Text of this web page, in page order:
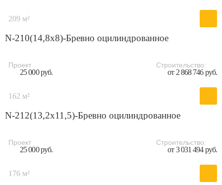
209 м²
N-210(14,8x8)-Бревно оцилиндрованное
Проект
25 000 руб.
Строительство:
от 2 868 746 руб.
162 м²
N-212(13,2x11,5)-Бревно оцилиндрованное
Проект
25 000 руб.
Строительство:
от 3 031 494 руб.
176 м²